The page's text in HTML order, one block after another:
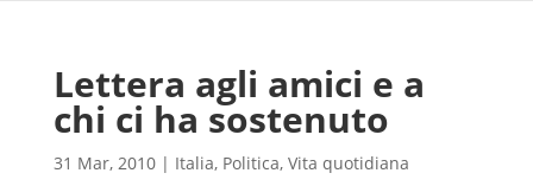
Lettera agli amici e a
chi ci ha sostenuto
31 Mar, 2010| Italia, Politica, Vita quotidiana